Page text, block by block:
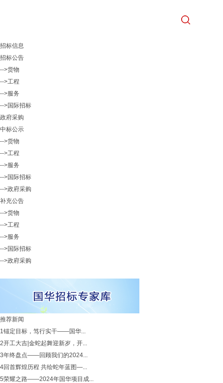
招标信息
招标公告
-->货物
-->工程
-->服务
-->国际招标
政府采购
中标公示
-->货物
-->工程
-->服务
-->国际招标
-->政府采购
补充公告
-->货物
-->工程
-->服务
-->国际招标
-->政府采购
推荐新闻
1锚定目标，笃行实干——国华...
2开工大吉|金蛇起舞迎新岁，开...
3年终盘点——回顾我们的2024...
4回首辉煌历程 共绘蛇年蓝图—...
5荣耀之路——2024年国华项目成...